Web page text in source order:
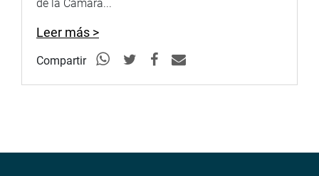
de la Cámara...
Leer más >
Compartir